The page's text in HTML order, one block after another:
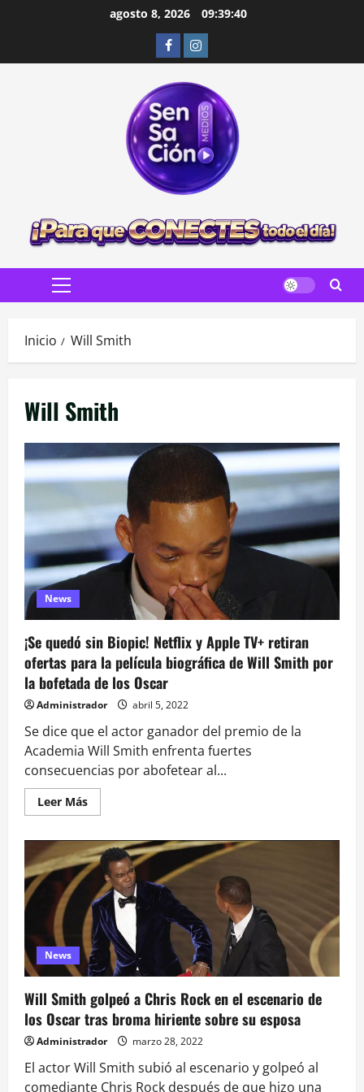
agosto 8, 2026 09:39:41
FacebookInstagram
Menú
Inicio Will Smith
Will Smith
News
¡Se quedó sin Biopic! Netflix y Apple TV+ retiran
ofertas para la película biográfica de Will Smith por
la bofetada de los Oscar
Administrador abril 5, 2022
Se dice que el actor ganador del premio de la
Academia Will Smith enfrenta fuertes
consecuencias por abofetear al...
Leer MásLeer
más
¡Se
quedó
sin
Biopic!
Netflix
y
Apple
TV+
retiran
ofertas
para
la
biográfica
de
Will
Smith
por
bofetada
de
los
News
Will Smith golpeó a Chris Rock en el escenario de
los Oscar tras broma hiriente sobre su esposa
Administrador marzo 28, 2022
El actor Will Smith subió al escenario y golpeó al
comediante Chris Rock después de que hizo una